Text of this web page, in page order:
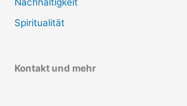
Spiritualität
Kontakt und mehr